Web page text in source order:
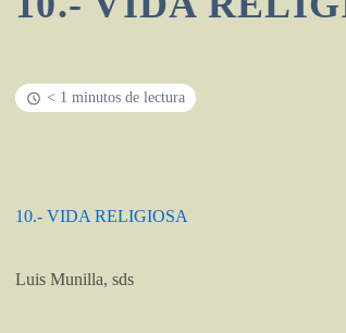
< 1 minutos de lectura
10.- VIDA RELIGIOSA
Luis Munilla, sds